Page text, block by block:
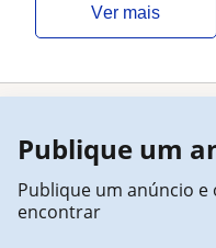
ver mais
Publique um
Publique um anúncio
encontrar